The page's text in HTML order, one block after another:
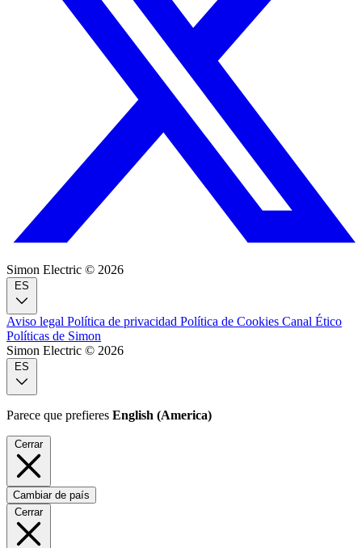
Simon Electric © 2026
Aviso legal Política de privacidad Política de Cookies Canal Ético
Políticas de Simon
Simon Electric © 2026
Parece que prefieres English (America)
Cerrar
Cambiar de país
Cerrar